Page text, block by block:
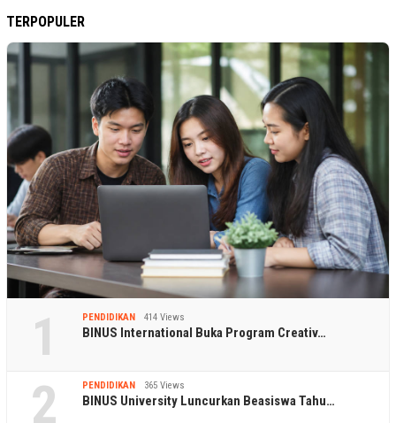
TERPOPULER
1 PENDIDIKAN 414 Views
BINUS International Buka Program Creativ…
2 PENDIDIKAN 365 Views
BINUS University Luncurkan Beasiswa Tahu…